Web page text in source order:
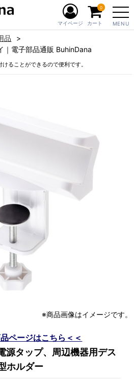
MENU
マイページ カート
0
品
｜電子部品通販 BuhinDana
ることができるので便利です。
※商品画像はイメージです。
ページはこちら＜＜
源タップ、周辺機器用デス
ホルダー